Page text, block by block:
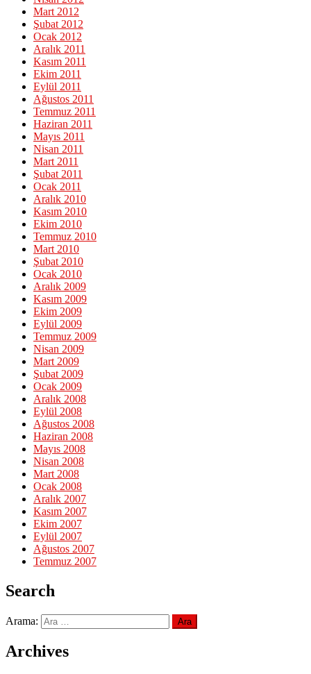
Mart 2012
Şubat 2012
Ocak 2012
Aralık 2011
Kasım 2011
Ekim 2011
Eylül 2011
Ağustos 2011
Temmuz 2011
Haziran 2011
Mayıs 2011
Nisan 2011
Mart 2011
Şubat 2011
Ocak 2011
Aralık 2010
Kasım 2010
Ekim 2010
Temmuz 2010
Mart 2010
Şubat 2010
Ocak 2010
Aralık 2009
Kasım 2009
Ekim 2009
Eylül 2009
Temmuz 2009
Nisan 2009
Mart 2009
Şubat 2009
Ocak 2009
Aralık 2008
Eylül 2008
Ağustos 2008
Haziran 2008
Mayıs 2008
Nisan 2008
Mart 2008
Ocak 2008
Aralık 2007
Kasım 2007
Ekim 2007
Eylül 2007
Ağustos 2007
Temmuz 2007
Search
Arama:
Archives